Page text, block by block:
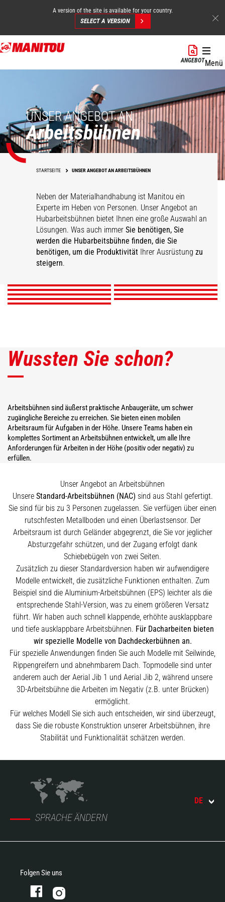
Direkt
zum
A version of the site is available for your country.
SELECT A VERSION
ANGEBOTMenü
UNSER ANGEBOT AN
Arbeitsbühnen
STARTSEITE UNSER ANGEBOT AN ARBEITSBÜHNEN
Neben der Materialhandhabung ist Manitou ein
Experte im Heben von Personen. Unser Angebot an
Hubarbeitsbühnen bietet Ihnen eine große Auswahl an
Lösungen. Was auch immerSie benötigen, Sie
werden die Hubarbeitsbühne finden, die Sie
benötigen, um die Produktivität Ihrer Ausrüstungzu
steigern.
Aerial Jib 1 Aerial Jib 2
Arbeitsbühne mit
Seilwinde
ENTDECKEN
Ausklappbare
Arbeitsbühne
ENTDECKEN
Dachdeckerbühne
ENTDECKEN
Erhöhte ausklappbare
Arbeitsbühne
ENTDECKEN
Standard-Arbeitsbühne
ENTDECKEN ENTDECKEN
Schwenkbare, starre
Dachdeckerbühne
ENTDECKEN
Wussten Sie schon?
Arbeitsbühnen sind äußerst praktische Anbaugeräte, um schwer
zugängliche Bereiche zu erreichen. Sie bieten einen mobilen
Arbeitsraum für Aufgaben in der Höhe. Unsere Teams haben ein
komplettes Sortiment an Arbeitsbühnen entwickelt, um alle Ihre
Anforderungen für Arbeiten in der Höhe (positiv oder negativ) zu
erfüllen.
Unser Angebot an Arbeitsbühnen
Unsere Standard-Arbeitsbühnen (NAC) sind aus Stahl gefertigt.
Sie sind für bis zu 3 Personen zugelassen. Sie verfügen über einen
rutschfesten Metallboden und einen Überlastsensor. Der
Arbeitsraum ist durch Geländer abgegrenzt, die Sie vor jeglicher
Absturzgefahr schützen, und der Zugang erfolgt dank
Schiebebügeln von zwei Seiten.
Zusätzlich zu dieser Standardversion haben wir aufwendigere
Modelle entwickelt, die zusätzliche Funktionen enthalten. Zum
Beispiel sind die Aluminium-Arbeitsbühnen (EPS) leichter als die
entsprechende Stahl-Version, was zu einem größeren Versatz
führt. Wir haben auch schnell klappende, erhöhte ausklappbare
und tiefe ausklappbare Arbeitsbühnen. Für Dacharbeiten bieten
wir spezielle Modelle von Dachdeckerbühnen an.
Für spezielle Anwendungen finden Sie auch Modelle mit Seilwinde,
Rippengreifern und abnehmbarem Dach. Topmodelle sind unter
anderem auch der Aerial Jib 1 und Aerial Jib 2, während unsere
3D-Arbeitsbühne die Arbeiten im Negativ (z.B. unter Brücken)
ermöglicht.
Für welches Modell Sie sich auch entscheiden, wir sind überzeugt,
dass Sie die robuste Konstruktion unserer Arbeitsbühnen, ihre
Stabilität und Funktionalität schätzen werden.
SPRACHE ÄNDERN
DE
Folgen Sie uns